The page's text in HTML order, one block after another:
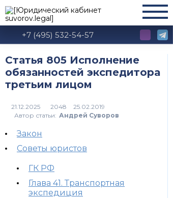
+7 (495) 532-54-57
Статья 805 Исполнение
обязанностей экспедитора
третьим лицом
2048
Автор статьи: Андрей Суворов
Закон
Советы юристов
ГК РФ
Глава 41. Транспортная
экспедиция